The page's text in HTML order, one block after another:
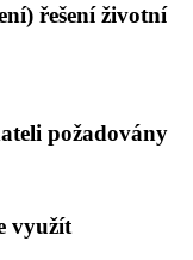
řešení životní
požadovány
využít